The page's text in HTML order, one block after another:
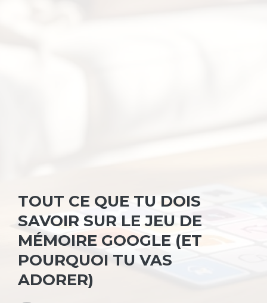
TOUT CE QUE TU DOIS
SAVOIR SUR LE JEU DE
MÉMOIRE GOOGLE (ET
POURQUOI TU VAS
ADORER)